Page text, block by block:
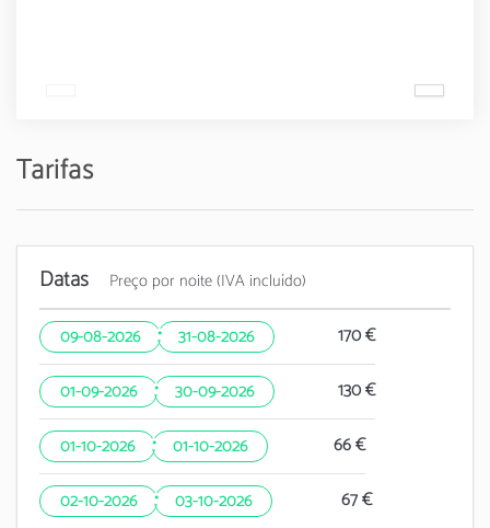
Tarifas
Datas Preço por noite (IVA incluído)
09-08-2026 · 31-08-2026 170 €
01-09-2026 · 30-09-2026 130 €
01-10-2026 · 01-10-2026 66 €
02-10-2026 · 03-10-2026 67 €